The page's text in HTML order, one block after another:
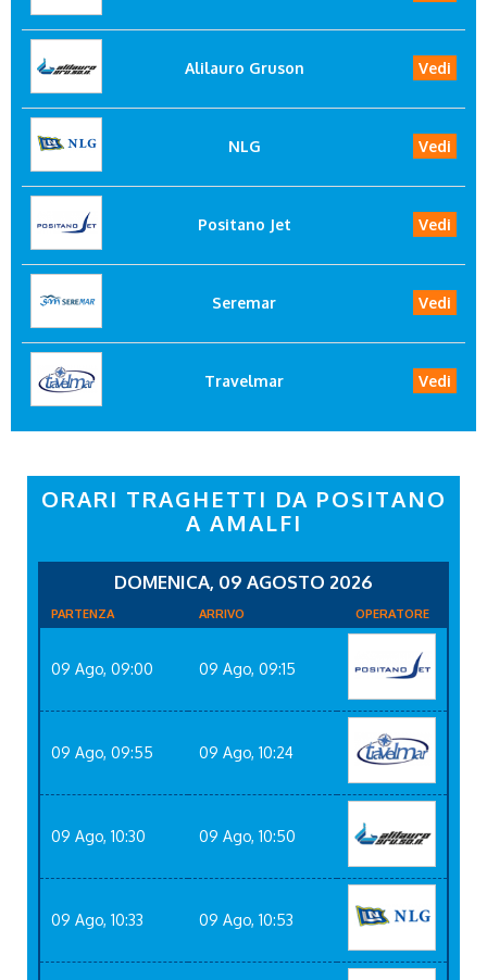
Alilauro Gruson Vedi
NLG Vedi
Positano Jet Vedi
Seremar Vedi
Travelmar Vedi
ORARI TRAGHETTI DA POSITANO
A AMALFI
DOMENICA, 09 AGOSTO 2026
PARTENZA ARRIVO OPERATORE
09 Ago, 09:00 09 Ago, 09:15
09 Ago, 09:55 09 Ago, 10:24
09 Ago, 10:30 09 Ago, 10:50
09 Ago, 10:33 09 Ago, 10:53